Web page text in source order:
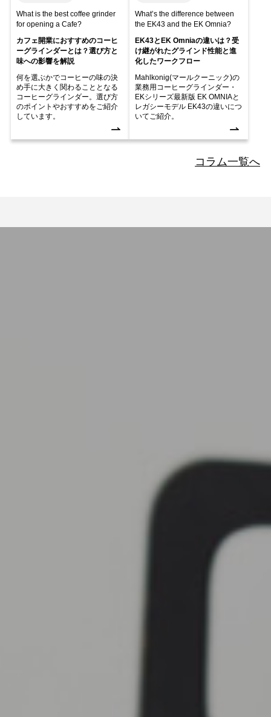
What is the best coffee grinder
for opening a Cafe?
カフェ開業におすすめのコーヒ
ーグラインダーとは？選び方と
味への影響を解説
何を選ぶかでコーヒーの味の決
め手に大きく関わることとなる
コーヒーグラインダー。選び方
のポイントやおすすめをご紹介
しています。
What’s the difference between
the EK43 and the EK Omnia?
EK43とEK Omniaの違いは？受
け継がれたグラインド性能と進
化したワークフロー
Mahlkonig(マールクーニック)の
業務用コーヒーグラインダー・
EKシリーズ最新版 EK OMNIAと
レガシーモデル EK43の違いにつ
いてご紹介。
コラム一覧へ